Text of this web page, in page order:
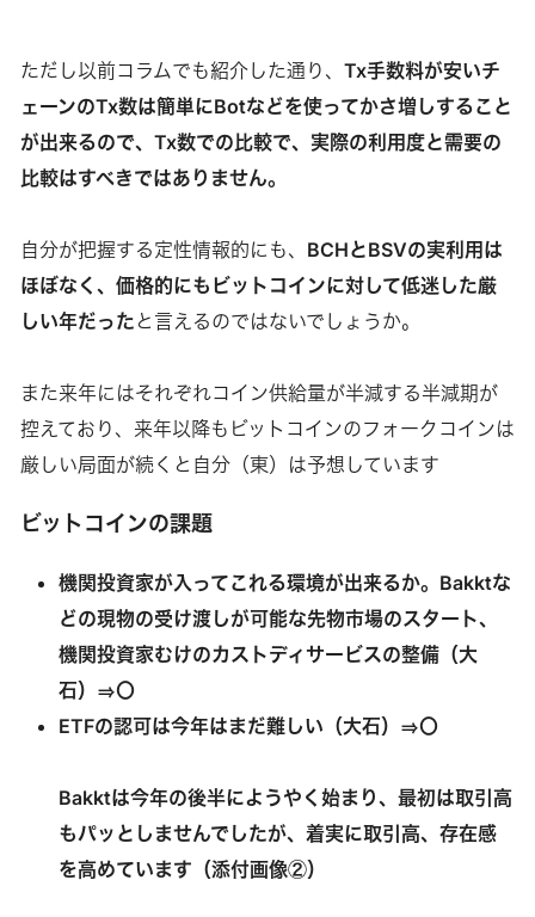
ただし以前コラムでも紹介した通り、 Tx手数料が安いチ
ェーンのTx数は簡単にBotなどを使ってかさ増しすること
が出来るので、Tx数での比較で、実際の利用度と需要の
比較はすべきではありません。
自分が把握する定性情報的にも、 BCHとBSVの実利用は
ほぼなく、価格的にもビットコインに対して低迷した厳
しい年だった と言えるのではないでしょうか。
また来年にはそれぞれコイン供給量が半減する半減期が
控えており、来年以降もビットコインのフォークコインは
厳しい局面が続くと自分（東）は予想しています
ビットコインの課題
機関投資家が入ってこれる環境が出来るか。Bakktな
どの現物の受け渡しが可能な先物市場のスタート、
機関投資家むけのカストディサービスの整備（大
石）⇒〇
ETFの認可は今年はまだ難しい（大石）⇒〇
Bakktは今年の後半にようやく始まり、最初は取引高
もパッとしませんでしたが、着実に取引高、存在感
を高めています（添付画像②）